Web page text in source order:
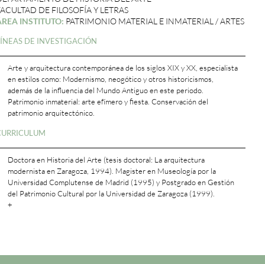
DE FILOSOFÍA Y LETRAS
INSTITUTO: PATRIMONIO MATERIAL E INMATERIAL / ARTES
DE INVESTIGACIÓN
Arte y arquitectura contemporánea de los siglos XIX y XX, especialista
en estilos como: Modernismo, neogótico y otros historicismos,
además de la influencia del Mundo Antiguo en este periodo.
Patrimonio inmaterial: arte efímero y fiesta. Conservación del
patrimonio arquitectónico.
Doctora en Historia del Arte (tesis doctoral: La arquitectura
modernista en Zaragoza, 1994). Magister en Museología por la
Universidad Complutense de Madrid (1995) y Postgrado en Gestión
del Patrimonio Cultural por la Universidad de Zaragoza (1999).
+